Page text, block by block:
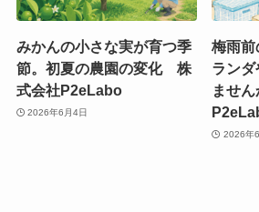
みかんの小さな実が育つ季
節。初夏の農園の変化 株
式会社P2eLabo
2026年6月4日
梅雨前
ラン
ませ
2026年